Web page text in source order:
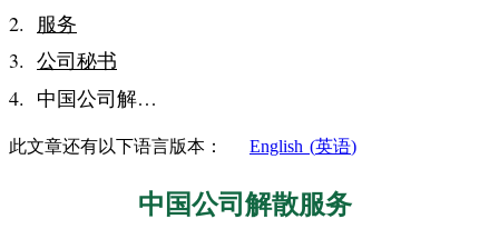
服务
公司秘书
中国公司解…
此文章还有以下语言版本： English (英语)
中国公司解散服务